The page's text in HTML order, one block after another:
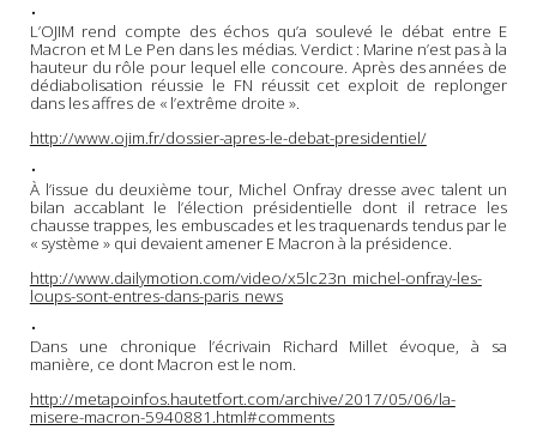
•
L’OJIM rend compte des échos qu’a soulevé le débat entre E
Macron et M Le Pen dans les médias. Verdict : Marine n’est pas à la
hauteur du rôle pour lequel elle concoure. Après des années de
dédiabolisation réussie le FN réussit cet exploit de replonger
dans les affres de « l’extrême droite ».
http://www.ojim.fr/dossier-apres-le-debat-presidentiel/
•
À l’issue du deuxième tour, Michel Onfray dresse avec talent un
bilan accablant le l’élection présidentielle dont il retrace les
chausse trappes, les embuscades et les traquenards tendus par le
« système » qui devaient amener E Macron à la présidence.
http://www.dailymotion.com/video/x5lc23n_michel-onfray-les-
loups-sont-entres-dans-paris_news
•
Dans une chronique l’écrivain Richard Millet évoque, à sa
manière, ce dont Macron est le nom.
http://metapoinfos.hautetfort.com/archive/2017/05/06/la-
misere-macron-5940881.html#comments